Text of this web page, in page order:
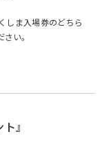
しま入場券のどちら
い。
』